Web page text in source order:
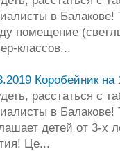
в Балакове!
помещение
классов...
Коробейник
расстаться с
в
детей от 3-х
Це...